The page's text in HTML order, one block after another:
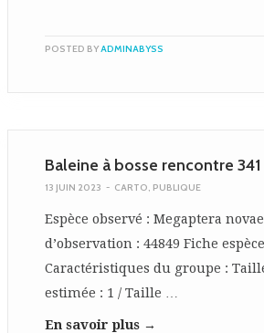
POSTED BYADMINABYSS
Baleine à bosse rencontre 341
13 JUIN 2023 - CARTO, PUBLIQUE
Espèce observé : Megaptera
d’observation : 44849 Fiche espèce
Caractéristiques du groupe :
estimée : 1 / Taille …
En savoir plus →